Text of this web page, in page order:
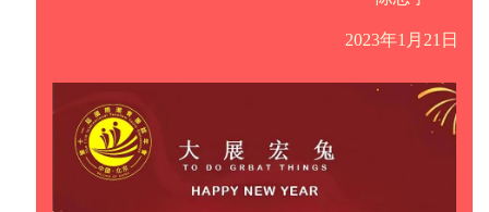
2023年1月21日